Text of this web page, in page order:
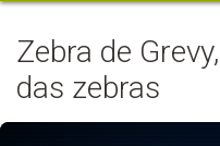
Zebra de
das zebras